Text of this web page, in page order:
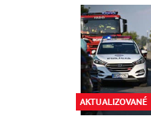
AKTUALIZOVANÉ